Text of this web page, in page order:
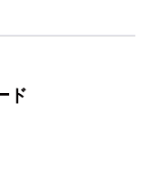
ド